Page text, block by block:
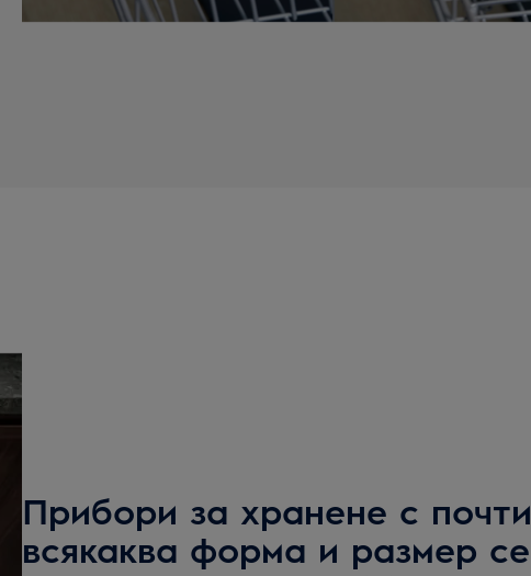
Прибори за хранене с почти
всякаква форма и размер се